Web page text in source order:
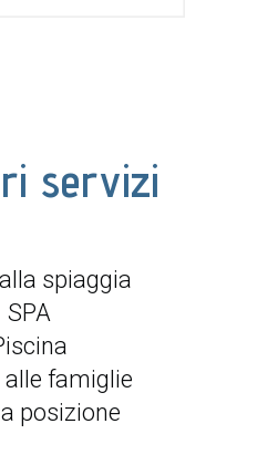
servizi
spiaggia
SPA
famiglie
posizione